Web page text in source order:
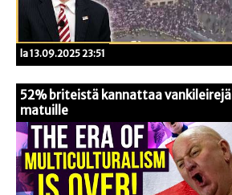
la 13.09.2025 23:51
52% briteistä kannattaa vankileirejä
matuille